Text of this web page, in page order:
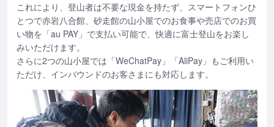
これにより、登山者は不要な現金を持たず、スマートフォンひ
とつで赤岩八合館、砂走館の山小屋でのお食事や売店でのお買
い物を「au PAY」で支払い可能で、快適に富士登山をお楽し
みいただけます。
さらに2つの山小屋では「WeChatPay」「AliPay」もご利用い
ただけ、インバウンドのお客さまにも対応します。